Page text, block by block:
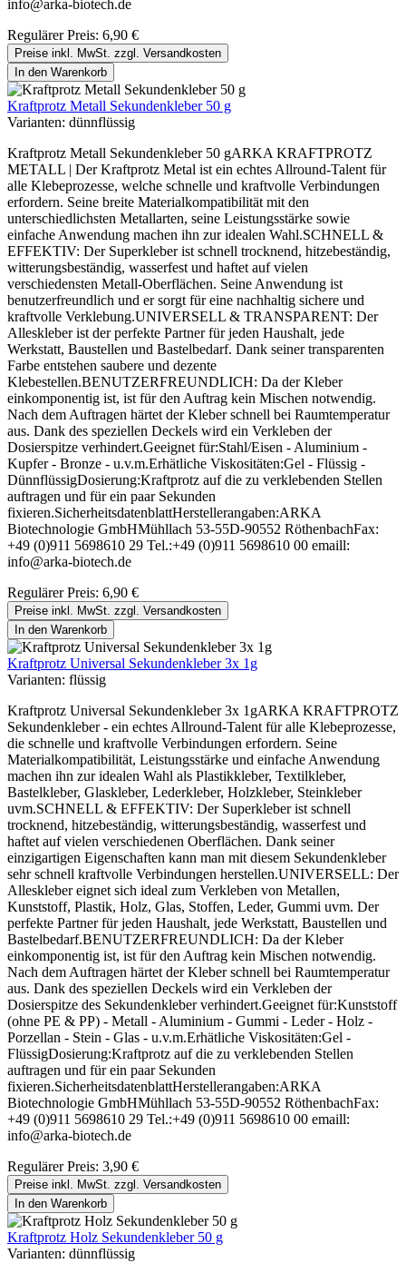
info@arka-biotech.de
Regulärer Preis: 6,90 €
Preise inkl. MwSt. zzgl. Versandkosten
In den Warenkorb
Kraftprotz Metall Sekundenkleber 50 g
Varianten: dünnflüssig
Kraftprotz Metall Sekundenkleber 50 gARKA KRAFTPROTZ
METALL | Der Kraftprotz Metal ist ein echtes Allround-Talent für
alle Klebeprozesse, welche schnelle und kraftvolle Verbindungen
erfordern. Seine breite Materialkompatibilität mit den
unterschiedlichsten Metallarten, seine Leistungsstärke sowie
einfache Anwendung machen ihn zur idealen Wahl.SCHNELL &
EFFEKTIV: Der Superkleber ist schnell trocknend, hitzebeständig,
witterungsbeständig, wasserfest und haftet auf vielen
verschiedensten Metall-Oberflächen. Seine Anwendung ist
benutzerfreundlich und er sorgt für eine nachhaltig sichere und
kraftvolle Verklebung.UNIVERSELL & TRANSPARENT: Der
Alleskleber ist der perfekte Partner für jeden Haushalt, jede
Werkstatt, Baustellen und Bastelbedarf. Dank seiner transparenten
Farbe entstehen saubere und dezente
Klebestellen.BENUTZERFREUNDLICH: Da der Kleber
einkomponentig ist, ist für den Auftrag kein Mischen notwendig.
Nach dem Auftragen härtet der Kleber schnell bei Raumtemperatur
aus. Dank des speziellen Deckels wird ein Verkleben der
Dosierspitze verhindert.Geeignet für:Stahl/Eisen - Aluminium -
Kupfer - Bronze - u.v.m.Erhätliche Viskositäten:Gel - Flüssig -
DünnflüssigDosierung:Kraftprotz auf die zu verklebenden Stellen
auftragen und für ein paar Sekunden
fixieren.SicherheitsdatenblattHerstellerangaben:ARKA
Biotechnologie GmbHMühllach 53-55D-90552 RöthenbachFax:
+49 (0)911 5698610 29 Tel.:+49 (0)911 5698610 00 emaill:
info@arka-biotech.de
Regulärer Preis: 6,90 €
Preise inkl. MwSt. zzgl. Versandkosten
In den Warenkorb
Kraftprotz Universal Sekundenkleber 3x 1g
Varianten: flüssig
Kraftprotz Universal Sekundenkleber 3x 1gARKA KRAFTPROTZ
Sekundenkleber - ein echtes Allround-Talent für alle Klebeprozesse,
die schnelle und kraftvolle Verbindungen erfordern. Seine
Materialkompatibilität, Leistungsstärke und einfache Anwendung
machen ihn zur idealen Wahl als Plastikkleber, Textilkleber,
Bastelkleber, Glaskleber, Lederkleber, Holzkleber, Steinkleber
uvm.SCHNELL & EFFEKTIV: Der Superkleber ist schnell
trocknend, hitzebeständig, witterungsbeständig, wasserfest und
haftet auf vielen verschiedenen Oberflächen. Dank seiner
einzigartigen Eigenschaften kann man mit diesem Sekundenkleber
sehr schnell kraftvolle Verbindungen herstellen.UNIVERSELL: Der
Alleskleber eignet sich ideal zum Verkleben von Metallen,
Kunststoff, Plastik, Holz, Glas, Stoffen, Leder, Gummi uvm. Der
perfekte Partner für jeden Haushalt, jede Werkstatt, Baustellen und
Bastelbedarf.BENUTZERFREUNDLICH: Da der Kleber
einkomponentig ist, ist für den Auftrag kein Mischen notwendig.
Nach dem Auftragen härtet der Kleber schnell bei Raumtemperatur
aus. Dank des speziellen Deckels wird ein Verkleben der
Dosierspitze des Sekundenkleber verhindert.Geeignet für:Kunststoff
(ohne PE & PP) - Metall - Aluminium - Gummi - Leder - Holz -
Porzellan - Stein - Glas - u.v.m.Erhätliche Viskositäten:Gel -
FlüssigDosierung:Kraftprotz auf die zu verklebenden Stellen
auftragen und für ein paar Sekunden
fixieren.SicherheitsdatenblattHerstellerangaben:ARKA
Biotechnologie GmbHMühllach 53-55D-90552 RöthenbachFax:
+49 (0)911 5698610 29 Tel.:+49 (0)911 5698610 00 emaill:
info@arka-biotech.de
Regulärer Preis: 3,90 €
Preise inkl. MwSt. zzgl. Versandkosten
In den Warenkorb
Kraftprotz Holz Sekundenkleber 50 g
Varianten: dünnflüssig